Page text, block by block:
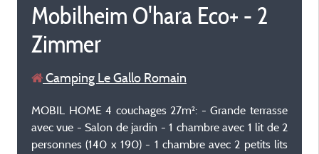
Mobilheim O'hara Eco+ - 2
Zimmer
Camping Le Gallo Romain
MOBIL HOME 4 couchages 27m²: - Grande terrasse
avec vue - Salon de jardin - 1 chambre avec 1 lit de 2
personnes (140 x 190) - 1 chambre avec 2 petits lits